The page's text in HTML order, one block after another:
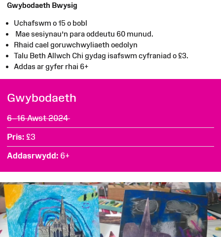
Gwybodaeth Bwysig
Uchafswm o 15 o bobl
Mae sesiynau’n para oddeutu 60 munud.
Rhaid cael goruwchwyliaeth oedolyn
Talu Beth Allwch Chi gydag isafswm cyfraniad o £3.
Addas ar gyfer rhai 6+
Gwybodaeth
6–16 Awst 2024
Pris £3
Addasrwydd 6+